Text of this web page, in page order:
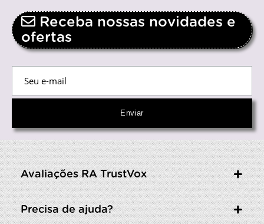
Receba nossas novidades e
ofertas
Avaliações RA TrustVox
Precisa de ajuda?